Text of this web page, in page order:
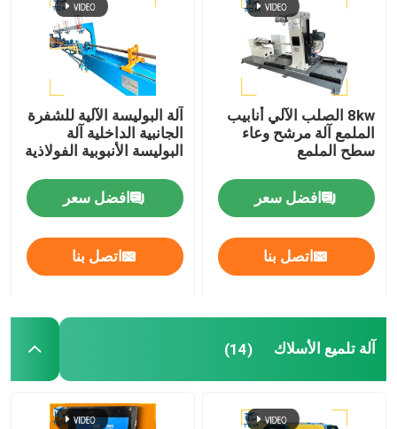
8kw الصلب الآلي أنابيب
الملمع آلة مرشح وعاء
سطح الملمع
افضل سعر
اتصل بنا
آلة البوليسة الآلية للشفرة
الجانبية الداخلية آلة
البوليسة الأنبوبية الفولاذية
افضل سعر
اتصل بنا
آلة تلميع الأسلاك (14)